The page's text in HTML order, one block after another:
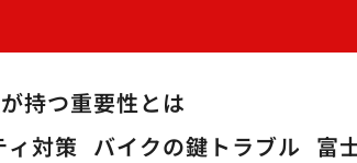
持つ重要性とは
ィ対策 バイクの鍵トラブル 富